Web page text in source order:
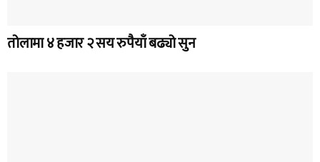
तोलामा ४ हजार २ सय रुपैयाँ बढ्यो सुन